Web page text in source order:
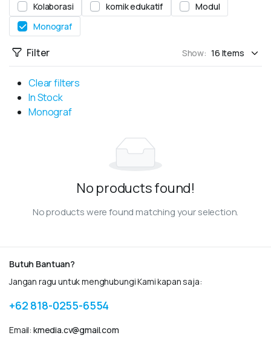
Kolaborasi
komik edukatif
Modul
Monograf
Filter Show:
Clear filters
In Stock
Monograf
No products found!
No products were found matching your selection.
Butuh Bantuan?
Jangan ragu untuk menghubungi Kami kapan saja:
+62 818-0255-6554
Email: kmedia.cv@gmail.com